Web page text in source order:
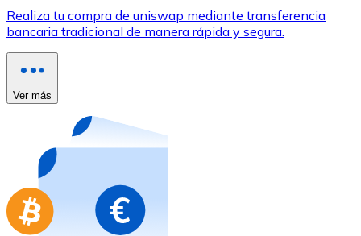
Comprar con tarjeta
Tienda - Tarjetas regalo
Nuevo
Compra tarjetas regalo de tus marcas favoritas con
Ir a la tienda de tarjetas regalo
Realiza tu compra de uniswap mediante transferencia
bancaria tradicional de manera rápida y segura.
Ver más